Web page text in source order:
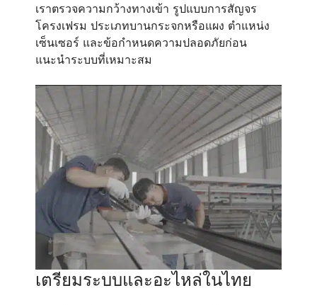
เราตรวจความกว้างทางเข้า รูปแบบการสัญจร
โครงเฟรม ประเภทบานกระจกหรือแผง ตำแหน่ง
เซ็นเซอร์ และข้อกำหนดความปลอดภัยก่อน
แนะนำระบบที่เหมาะสม
เตรียมระบบและอะไหล่ในไทย